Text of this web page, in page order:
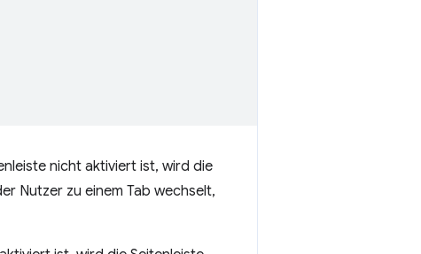
nicht aktiviert ist, wird die
Nutzer zu einem Tab wechselt,